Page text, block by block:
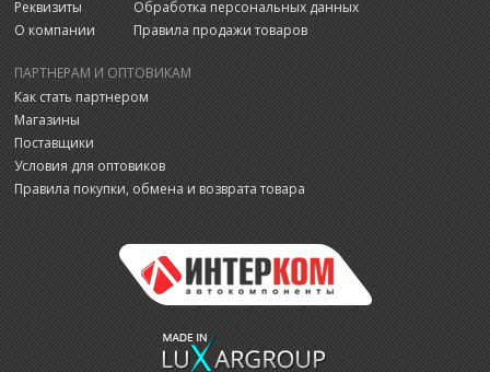
Реквизиты
О компании
Обработка персональных данных
Правила продажи товаров
ПАРТНЕРАМ И ОПТОВИКАМ
Как стать партнером
Магазины
Поставщики
Условия для оптовиков
Правила покупки, обмена и возврата товара